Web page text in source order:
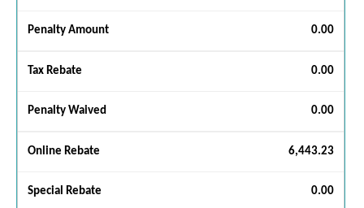
Penalty Amount 0.00
Tax Rebate 0.00
Penalty Waived 0.00
Online Rebate 6,443.23
Special Rebate 0.00